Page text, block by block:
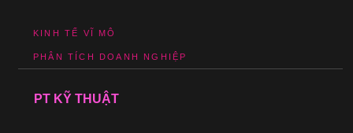
KINH TẾ VĨ MÔ
PHÂN TÍCH DOANH NGHIỆP
PT KỸ THUẬT